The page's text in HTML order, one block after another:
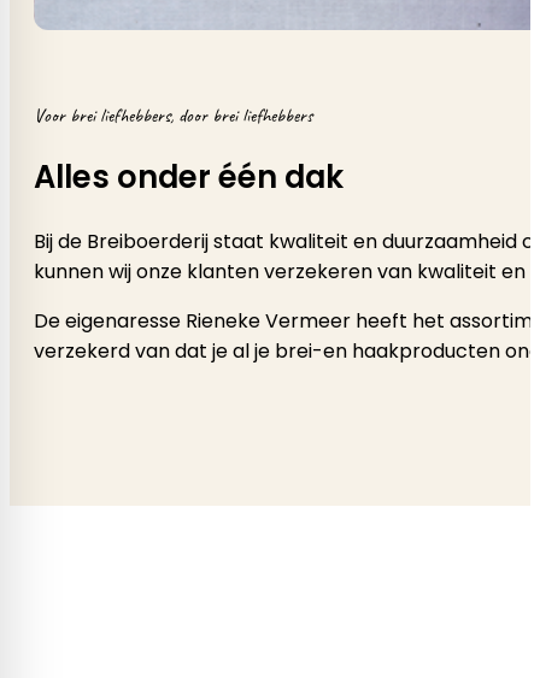
Voor brei liefhebbers, door brei liefhebbers
Alles onder één dak
Bij de Breiboerderij staat kwaliteit en duurzaamheid
kunnen wij onze klanten verzekeren van kwaliteit en
De eigenaresse Rieneke Vermeer heeft het
verzekerd van dat je al je brei-en haakproducten